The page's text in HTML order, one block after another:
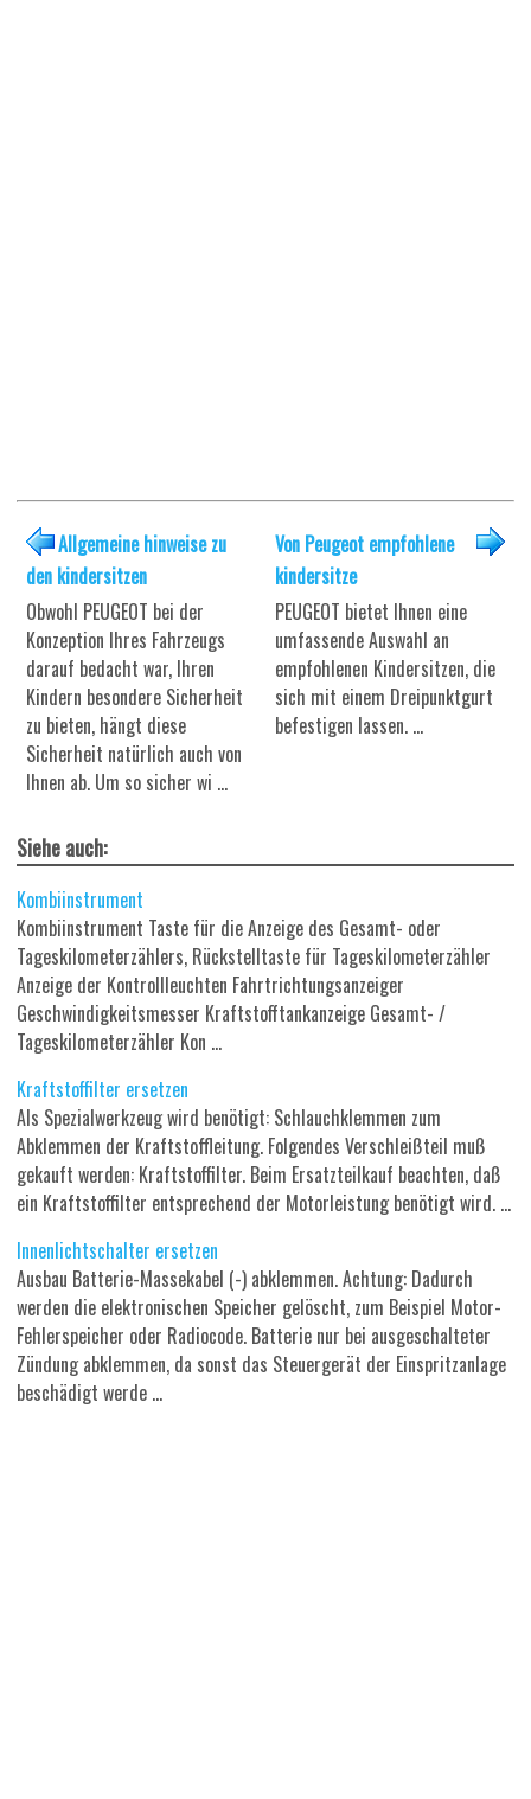
Allgemeine hinweise zu
den kindersitzen
Obwohl PEUGEOT bei der
Konzeption Ihres Fahrzeugs
darauf bedacht war, Ihren
Kindern besondere Sicherheit
zu bieten, hängt diese
Sicherheit natürlich auch von
Ihnen ab. Um so sicher wi ...
Von Peugeot empfohlene
kindersitze
PEUGEOT bietet Ihnen eine
umfassende Auswahl an
empfohlenen Kindersitzen, die
sich mit einem Dreipunktgurt
befestigen lassen. ...
Siehe auch:
Kombiinstrument
Kombiinstrument Taste für die Anzeige des Gesamt- oder
Tageskilometerzählers, Rückstelltaste für Tageskilometerzähler
Anzeige der Kontrollleuchten Fahrtrichtungsanzeiger
Geschwindigkeitsmesser Kraftstofftankanzeige Gesamt- /
Tageskilometerzähler Kon ...
Kraftstoffilter ersetzen
Als Spezialwerkzeug wird benötigt: Schlauchklemmen zum
Abklemmen der Kraftstoffleitung. Folgendes Verschleißteil muß
gekauft werden: Kraftstoffilter. Beim Ersatzteilkauf beachten, daß
ein Kraftstoffilter entsprechend der Motorleistung benötigt wird. ...
Innenlichtschalter ersetzen
Ausbau Batterie-Massekabel (-) abklemmen. Achtung: Dadurch
werden die elektronischen Speicher gelöscht, zum Beispiel Motor-
Fehlerspeicher oder Radiocode. Batterie nur bei ausgeschalteter
Zündung abklemmen, da sonst das Steuergerät der Einspritzanlage
beschädigt werde ...